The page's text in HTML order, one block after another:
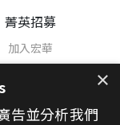
菁英招募
加入宏華
學習與發展
幸福職場
×
告並分析我們